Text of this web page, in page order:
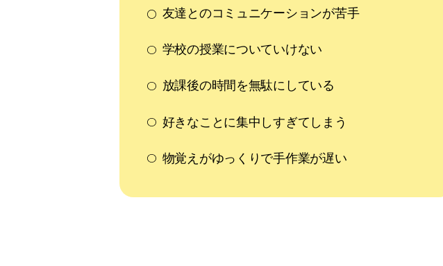
友達とのコミュニケーションが苦手
学校の授業についていけない
放課後の時間を無駄にしている
好きなことに集中しすぎてしまう
物覚えがゆっくりで手作業が遅い